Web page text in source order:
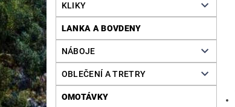
KLIKY
LANKA A BOVDENY
NÁBOJE
OBLEČENÍ A TRETRY
OMOTÁVKY